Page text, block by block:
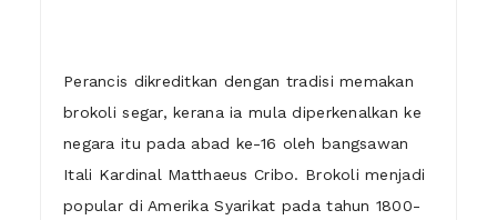
Perancis dikreditkan dengan tradisi memakan
brokoli segar, kerana ia mula diperkenalkan ke
negara itu pada abad ke-16 oleh bangsawan
Itali Kardinal Matthaeus Cribo. Brokoli menjadi
popular di Amerika Syarikat pada tahun 1800-